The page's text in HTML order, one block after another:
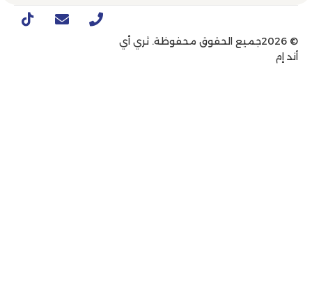
© 2026جميع الحقوق محفوظة. ثري أي
أند إم